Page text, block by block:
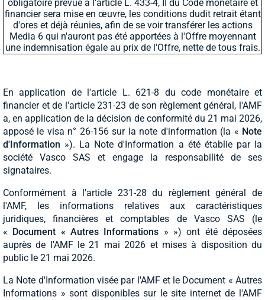
obligatoire prévue à l'article L. 433-4, II du Code monétaire et
financier sera mise en œuvre, les conditions dudit retrait étant
d'ores et déjà réunies, afin de se voir transférer les actions
Media 6 qui n'auront pas été apportées à l'Offre moyennant
une indemnisation égale au prix de l'Offre, nette de tous frais.
En application de l'article L. 621-8 du code monétaire et
financier et de l'article 231-23 de son règlement général, l'AMF
a, en application de la décision de conformité du 21 mai 2026,
apposé le visa n° 26-156 sur la note d'information (la « Note
d'Information »). La Note d'Information a été établie par la
société Vasco SAS et engage la responsabilité de ses
signataires.
Conformément à l'article 231-28 du règlement général de
l'AMF, les informations relatives aux caractéristiques
juridiques, financières et comptables de Vasco SAS (le
« Document « Autres Informations » ») ont été déposées
auprès de l'AMF le 21 mai 2026 et mises à disposition du
public le 21 mai 2026.
La Note d'Information visée par l'AMF et le Document « Autres
Informations » sont disponibles sur le site internet de l'AMF